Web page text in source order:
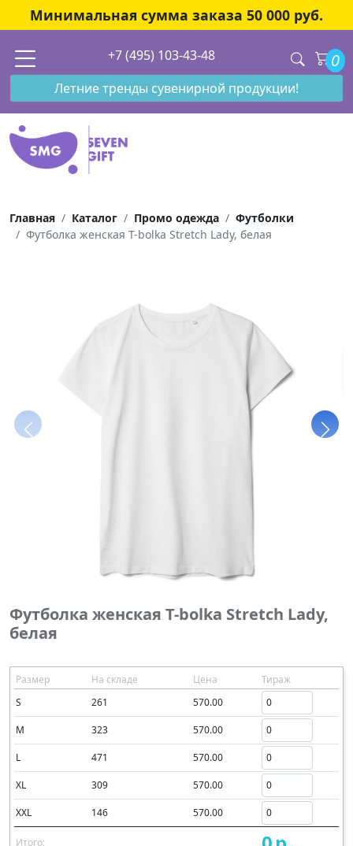
Минимальная сумма заказа 50 000 руб.
+7 (495) 103-43-48 0
Летние тренды сувенирной продукции!
Главная Каталог Промо одежда
Футболки
Футболка женская T-bolka Stretch Lady, белая
Футболка женская T-bolka Stretch Lady,
белая
Размер На складе Цена
Тираж
S
261 570.00
M 323 570.00
L 471 570.00
XL 309 570.00
XXL 146 570.00
Итого: